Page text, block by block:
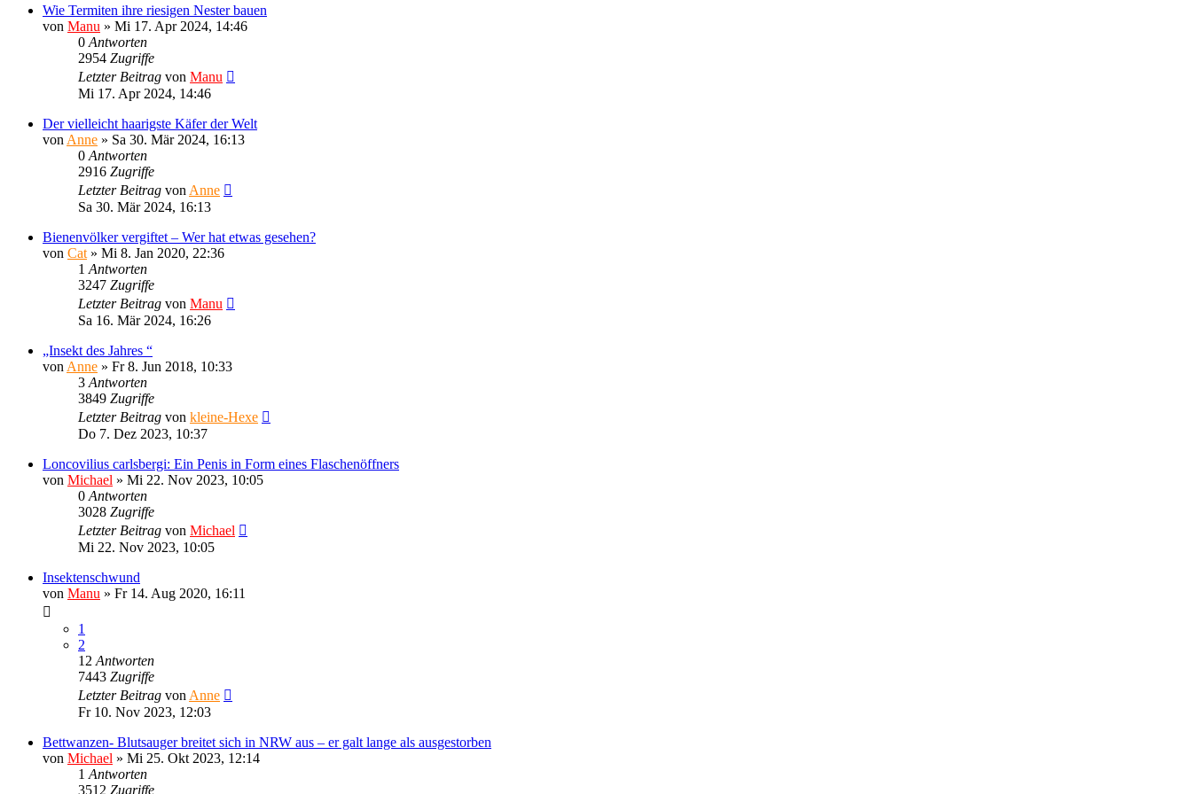
Wie Termiten ihre riesigen Nester bauen
von Manu » Mi 17. Apr 2024, 14:46
0 Antworten
2954 Zugriffe
Letzter Beitrag von Manu
Mi 17. Apr 2024, 14:46
Der vielleicht haarigste Käfer der Welt
von Anne » Sa 30. Mär 2024, 16:13
0 Antworten
2916 Zugriffe
Letzter Beitrag von Anne
Sa 30. Mär 2024, 16:13
Bienenvölker vergiftet – Wer hat etwas gesehen?
von Cat » Mi 8. Jan 2020, 22:36
1 Antworten
3247 Zugriffe
Letzter Beitrag von Manu
Sa 16. Mär 2024, 16:26
„Insekt des Jahres “
von Anne » Fr 8. Jun 2018, 10:33
3 Antworten
3849 Zugriffe
Letzter Beitrag von kleine-Hexe
Do 7. Dez 2023, 10:37
Loncovilius carlsbergi: Ein Penis in Form eines Flaschenöffners
von Michael » Mi 22. Nov 2023, 10:05
0 Antworten
3028 Zugriffe
Letzter Beitrag von Michael
Mi 22. Nov 2023, 10:05
Insektenschwund
von Manu » Fr 14. Aug 2020, 16:11
1
2
12 Antworten
7443 Zugriffe
Letzter Beitrag von Anne
Fr 10. Nov 2023, 12:03
Bettwanzen- Blutsauger breitet sich in NRW aus – er galt lange als ausgestorben
von Michael » Mi 25. Okt 2023, 12:14
1 Antworten
3512 Zugriffe